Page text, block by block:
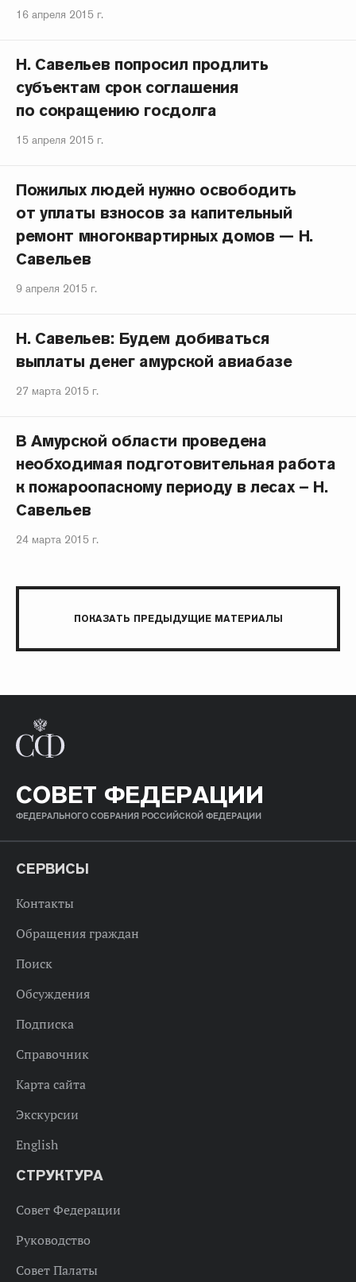
16 апреля 2015 г.
Н. Савельев попросил продлить
субъектам срок соглашения
по сокращению госдолга
15 апреля 2015 г.
Пожилых людей нужно освободить
от уплаты взносов за капительный
ремонт многоквартирных домов — Н.
Савельев
9 апреля 2015 г.
Н. Савельев: Будем добиваться
выплаты денег амурской авиабазе
27 марта 2015 г.
В Амурской области проведена
необходимая подготовительная работа
к пожароопасному периоду в лесах – Н.
Савельев
24 марта 2015 г.
ПОКАЗАТЬ ПРЕДЫДУЩИЕ МАТЕРИАЛЫ
СОВЕТ ФЕДЕРАЦИИ
ФЕДЕРАЛЬНОГО СОБРАНИЯ РОССИЙСКОЙ ФЕДЕРАЦИИ
СЕРВИСЫ
Контакты
Обращения граждан
Поиск
Обсуждения
Подписка
Справочник
Карта сайта
Экскурсии
English
СТРУКТУРА
Совет Федерации
Руководство
Совет Палаты